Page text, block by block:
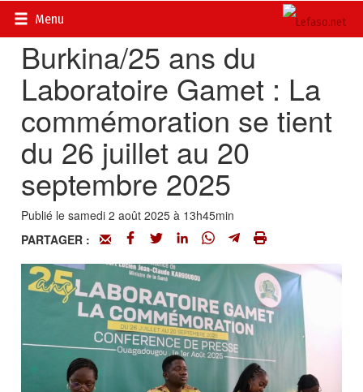
Menu
Accueil>
Burkina/25 ans du
Laboratoire Gamet : La
commémoration se tient
du 26 juillet au 20
septembre 2025
Publié le samedi 2 août 2025 à 13h45min
PARTAGER :